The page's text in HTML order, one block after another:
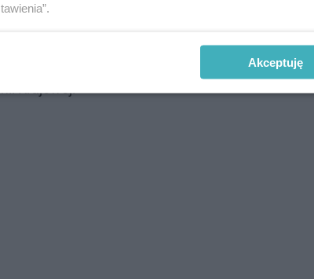
z trzech starachowickich parafii. Na miejscu
ul. Konstytucji 3 Maja starachowicki
Krajowej.
Akceptuję